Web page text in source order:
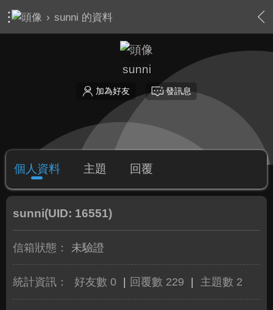
› sunni 的資料
sunni
加為好友 發訊息
個人資料 主題 回覆
sunni(UID: 16551)
信箱狀態： 未驗證
統計資訊： 好友數 0 回覆數 229 主題數 2